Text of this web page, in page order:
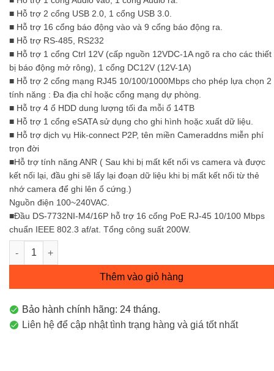
■ Hỗ trợ 2 cổng USB 2.0, 1 cổng USB 3.0.
■ Hỗ trợ 16 cổng báo động vào và 9 cổng báo động ra.
■ Hỗ trợ RS-485, RS232
■ Hỗ trợ 1 cổng Ctrl 12V (cấp nguồn 12VDC-1A ngõ ra cho các thiết
bị báo động mở rông), 1 cổng DC12V (12V-1A)
■ Hỗ trợ 2 cổng mạng RJ45 10/100/1000Mbps cho phép lựa chọn 2
tính năng : Đa địa chỉ hoặc cổng mạng dự phòng.
■ Hỗ trợ 4 ổ HDD dung lượng tối đa mỗi ổ 14TB
■ Hỗ trợ 1 cổng eSATA sử dụng cho ghi hình hoặc xuất dữ liệu.
■ Hỗ trợ dịch vụ Hik-connect P2P, tên miền Cameraddns miễn phí
trọn đời
■Hỗ trợ tính năng ANR ( Sau khi bị mất kết nối vs camera và được
kết nối lại, đầu ghi sẽ lấy lại đoạn dữ liệu khi bị mất kết nối từ thẻ
nhớ camera để ghi lên ổ cứng.)
Nguồn điện 100~240VAC.
■Đầu DS-7732NI-M4/16P hỗ trợ 16 cổng PoE RJ-45 10/100 Mbps
chuẩn IEEE 802.3 af/at. Tổng công suất 200W.
Đầu ghi hình NVR 32 kênh DS-7732NI-M4/16P số lượng
Thêm vào giỏ hàng
Bảo hành chính hãng: 24 tháng.
Liên hệ để cập nhật tình trạng hàng và giá tốt nhất